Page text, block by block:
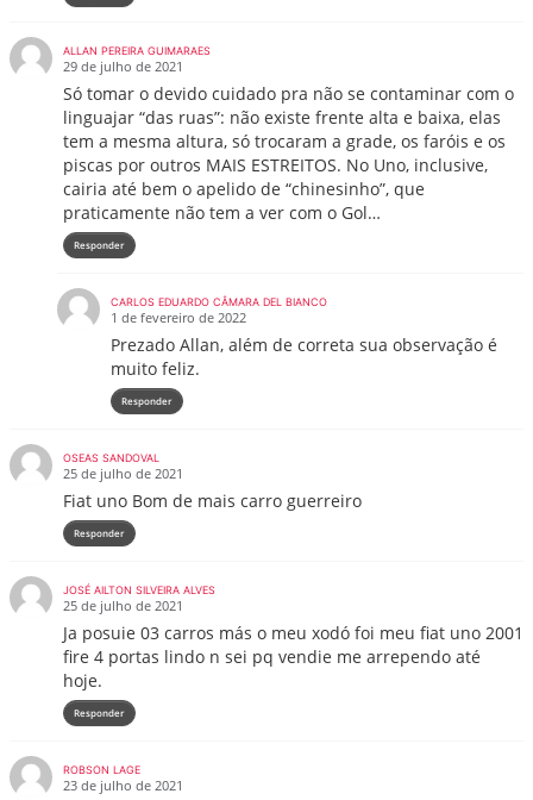
ALLAN PEREIRA GUIMARAES
29 de julho de 2021
Só tomar o devido cuidado pra não se contaminar com o
linguajar “das ruas”: não existe frente alta e baixa, elas
tem a mesma altura, só trocaram a grade, os faróis e os
piscas por outros MAIS ESTREITOS. No Uno, inclusive,
cairia até bem o apelido de “chinesinho”, que
praticamente não tem a ver com o Gol…
Responder
CARLOS EDUARDO CÂMARA DEL BIANCO
1 de fevereiro de 2022
Prezado Allan, além de correta sua observação é
muito feliz.
Responder
OSEAS SANDOVAL
25 de julho de 2021
Fiat uno Bom de mais carro guerreiro
Responder
JOSÉ AILTON SILVEIRA ALVES
25 de julho de 2021
Ja posuie 03 carros más o meu xodó foi meu fiat uno 2001
fire 4 portas lindo n sei pq vendie me arrependo até
hoje.
Responder
ROBSON LAGE
23 de julho de 2021